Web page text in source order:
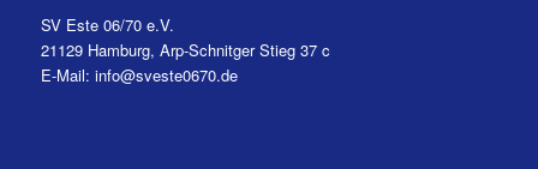
SV Este 06/70 e.V.
21129 Hamburg, Arp-Schnitger Stieg 37 c
E-Mail: info@sveste0670.de